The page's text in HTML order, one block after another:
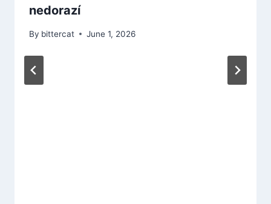
nedorazí
By bittercat June 1, 2026